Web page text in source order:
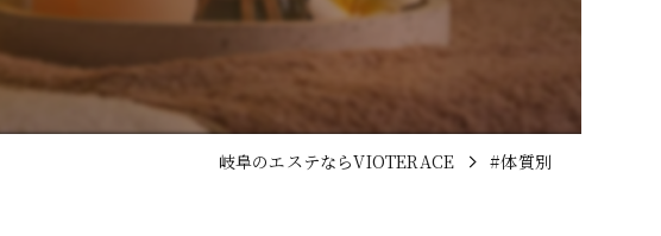
岐阜のエステならVIOTERACE #体質別